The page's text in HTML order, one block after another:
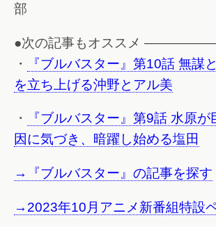
部
●次の記事もオススメ
・
『ブルバスター』第10話 無謀
を立ち上げる沖野とアル美
・
『ブルバスター』第9話 水原
因に気づき、暗躍し始める塩田
→『ブルバスター』の記事を探す
→2023年10月アニメ新番組特設